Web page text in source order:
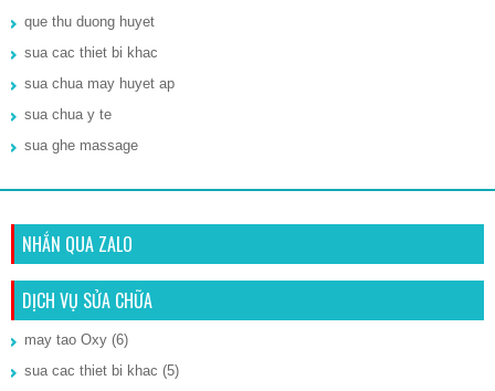
que thu duong huyet
sua cac thiet bi khac
sua chua may huyet ap
sua chua y te
sua ghe massage
NHẮN QUA ZALO
DỊCH VỤ SỬA CHỮA
may tao Oxy (6)
sua cac thiet bi khac (5)